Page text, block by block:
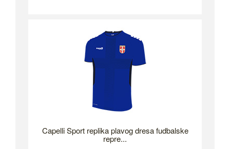
Capelli Sport replika plavog dresa fudbalske
repre...